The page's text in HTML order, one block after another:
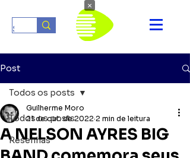
Post
Todos os posts
Resenhas
Todos os posts
A NELSON AYRES BIG
Guilherme Moro
21 de out. de 2022 2 min de leitura
×